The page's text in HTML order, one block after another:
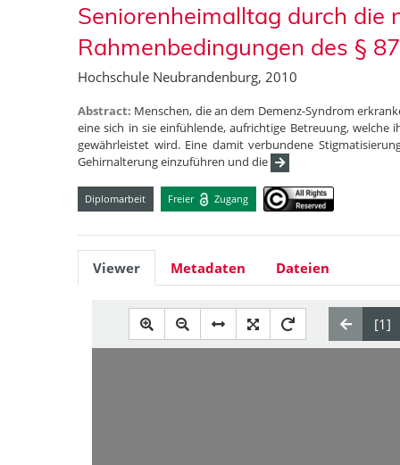
Seniorenheimalltag durch die
Rahmenbedingungen des §
Hochschule Neubrandenburg, 2010
Abstract: Menschen, die an dem Demenz-Syndrom
eine sich in sie einfühlende, aufrichtige Betreuung,
gewährleistet wird. Eine damit verbundene
Gehirnalterung einzuführen und die
Diplomarbeit Freier Zugang
Viewer Metadaten Dateien